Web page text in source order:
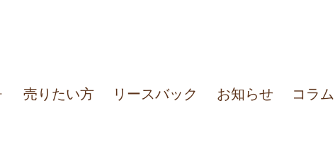
売りたい方 リースバック お知らせ コラム